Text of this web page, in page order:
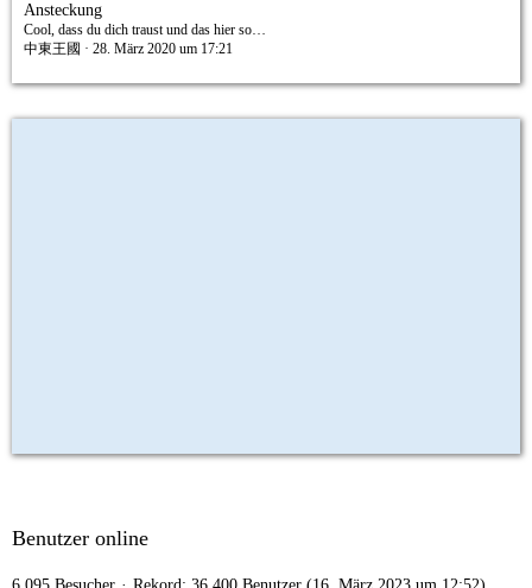
Ansteckung
Cool, dass du dich traust und das hier so…
中東王國
28. März 2020 um 17:21
Benutzer online